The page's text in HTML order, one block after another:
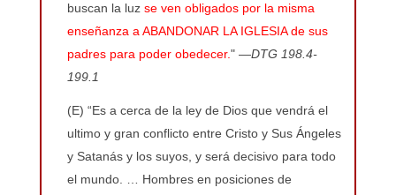
buscan la luz se ven obligados por la misma
enseñanza a ABANDONAR LA IGLESIA de sus
padres para poder obedecer." —DTG 198.4-
199.1
(E) “Es a cerca de la ley de Dios que vendrá el
ultimo y gran conflicto entre Cristo y Sus Ángeles
y Satanás y los suyos, y será decisivo para todo
el mundo. … Hombres en posiciones de